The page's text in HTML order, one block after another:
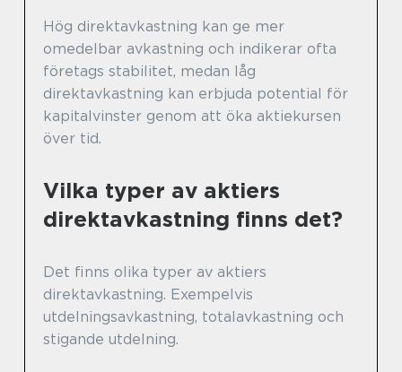
Hög direktavkastning kan ge mer
omedelbar avkastning och indikerar ofta
företags stabilitet, medan låg
direktavkastning kan erbjuda potential för
kapitalvinster genom att öka aktiekursen
över tid.
Vilka typer av aktiers
direktavkastning finns det?
Det finns olika typer av aktiers
direktavkastning. Exempelvis
utdelningsavkastning, totalavkastning och
stigande utdelning.